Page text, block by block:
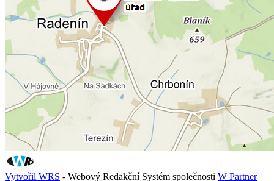
Vytvořil WRS - Webový Redakční Systém společnosti W Partner